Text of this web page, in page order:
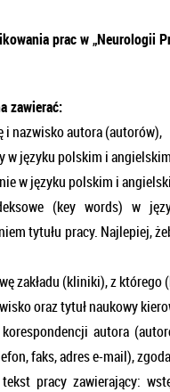
prac w „Neurologii
zawierać:
i nazwisko autora (autorów),
w języku polskim i
w języku polskim i
(key words) w
tytułu pracy. Najlepiej,
zakładu (kliniki), z
oraz tytuł naukowy
autora
faks, adres e-mail),
tekst pracy zawierający: